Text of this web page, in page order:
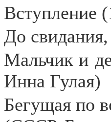
Вступление
До
Мальчик и
Инна Гулая)
Бегущая по